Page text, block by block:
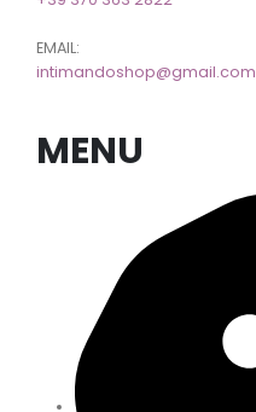
EMAIL:
intimandoshop@gmail.com
MENU